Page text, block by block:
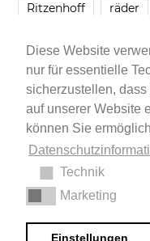
Diese Website
nur für essentielle
sicherzustellen,
auf unserer Website
können Sie
Technik
Marketing
Einstellungen
Ritzenhoff räder
Smartbuyglasses
Impressum